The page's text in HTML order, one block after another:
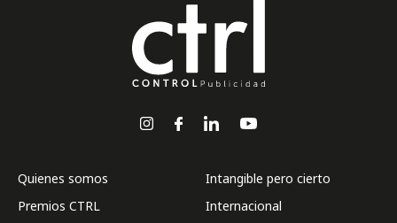
Quienes somos
Premios CTRL
Intangible pero cierto
Internacional